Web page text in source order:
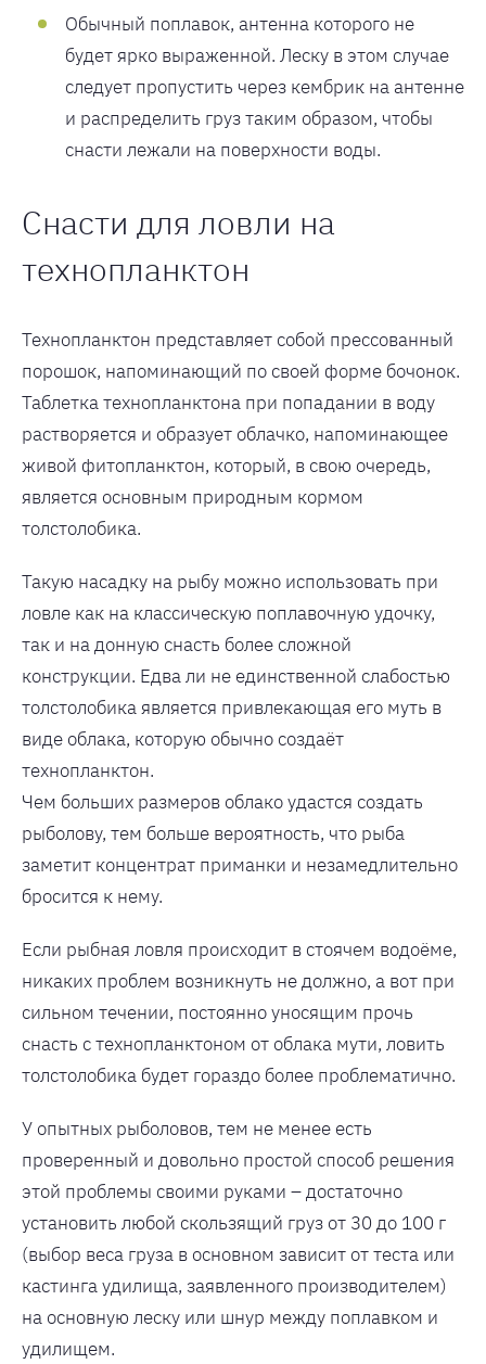
Обычный поплавок, антенна которого не
будет ярко выраженной. Леску в этом случае
следует пропустить через кембрик на антенне
и распределить груз таким образом, чтобы
снасти лежали на поверхности воды.
Снасти для ловли на
технопланктон
Технопланктон представляет собой прессованный
порошок, напоминающий по своей форме бочонок.
Таблетка технопланктона при попадании в воду
растворяется и образует облачко, напоминающее
живой фитопланктон, который, в свою очередь,
является основным природным кормом
толстолобика.
Такую насадку на рыбу можно использовать при
ловле как на классическую поплавочную удочку,
так и на донную снасть более сложной
конструкции. Едва ли не единственной слабостью
толстолобика является привлекающая его муть в
виде облака, которую обычно создаёт
технопланктон.
Чем больших размеров облако удастся создать
рыболову, тем больше вероятность, что рыба
заметит концентрат приманки и незамедлительно
бросится к нему.
Если рыбная ловля происходит в стоячем водоёме,
никаких проблем возникнуть не должно, а вот при
сильном течении, постоянно уносящим прочь
снасть с технопланктоном от облака мути, ловить
толстолобика будет гораздо более проблематично.
У опытных рыболовов, тем не менее есть
проверенный и довольно простой способ решения
этой проблемы своими руками – достаточно
установить любой скользящий груз от 30 до 100 г
(выбор веса груза в основном зависит от теста или
кастинга удилища, заявленного производителем)
на основную леску или шнур между поплавком и
удилищем.